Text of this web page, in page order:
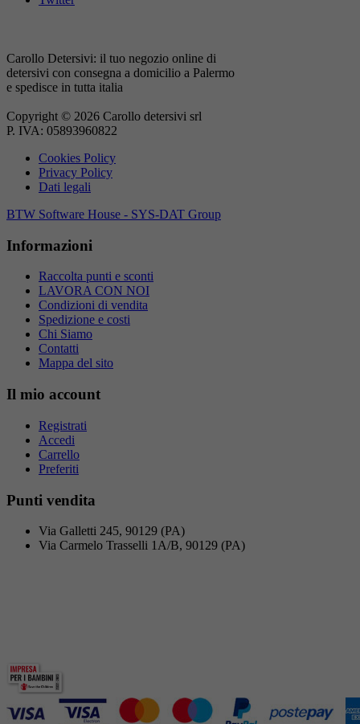
Carollo Detersivi: il tuo negozio online di
detersivi con consegna a domicilio a Palermo
e spedisce in tutta italia
Copyright © 2026 Carollo detersivi srl
P. IVA: 05893960822
Cookies Policy
Privacy Policy
Dati legali
BTW Software House - SYS-DAT Group
Informazioni
Raccolta punti e sconti
LAVORA CON NOI
Condizioni di vendita
Spedizione e costi
Chi Siamo
Contatti
Mappa del sito
Il mio account
Registrati
Accedi
Carrello
Preferiti
Punti vendita
Via Galletti 245, 90129 (PA)
Via Carmelo Trasselli 1A/B, 90129 (PA)